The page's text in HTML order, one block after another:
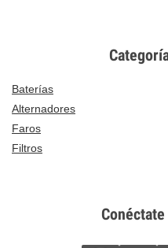
Baterías
Alternadores
Faros
Filtros